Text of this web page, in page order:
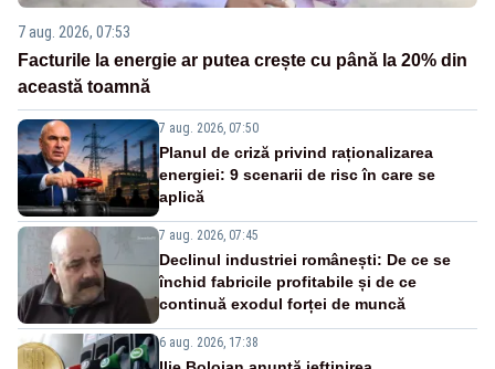
7 aug. 2026, 07:53
Facturile la energie ar putea crește cu până la 20% din
această toamnă
7 aug. 2026, 07:50
Planul de criză privind raționalizarea
energiei: 9 scenarii de risc în care se
aplică
7 aug. 2026, 07:45
Declinul industriei românești: De ce se
închid fabricile profitabile și de ce
continuă exodul forței de muncă
6 aug. 2026, 17:38